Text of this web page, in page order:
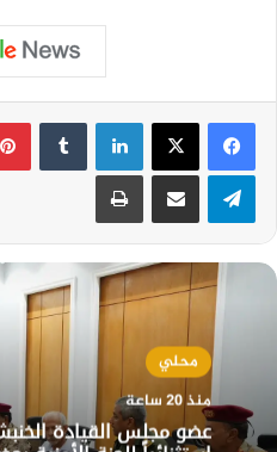
لينكدإن
تيلقرام مشاركة عبر البريد طباعة
محلي
منذ 20 ساعة
عضو مجلس القيادة